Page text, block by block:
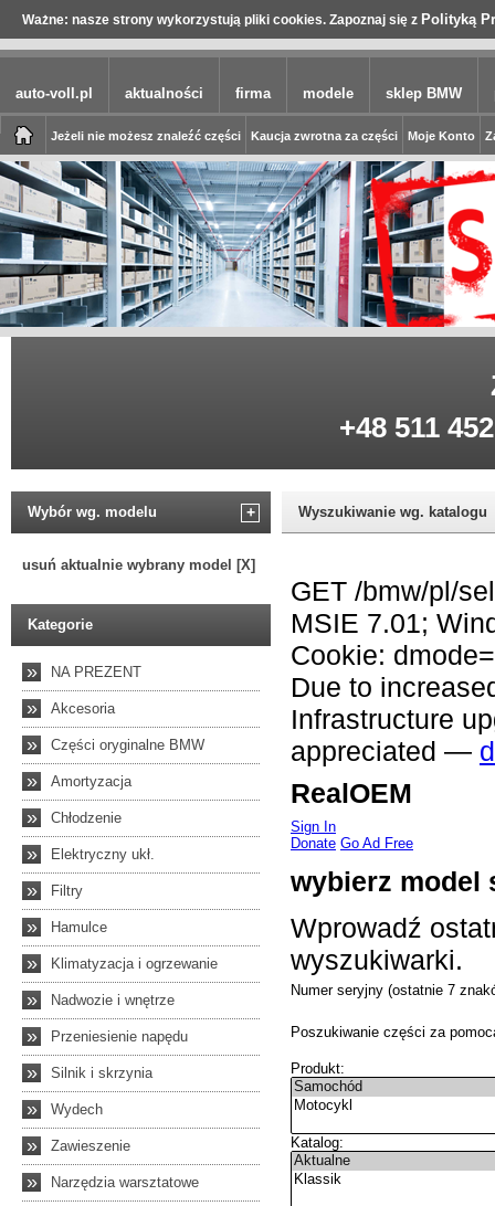
Ważne: nasze strony wykorzystują pliki cookies. Zapoznaj się z Polityką
auto-voll.pl aktualności firma modele sklep BMW
Jeżeli nie możesz znaleźć części Kaucja zwrotna za części Moje Konto
+48 511
Wybór wg. modelu +
usuń aktualnie wybrany model [X]
Kategorie
» NA PREZENT
» Akcesoria
» Części oryginalne BMW
» Amortyzacja
» Chłodzenie
» Elektryczny ukł.
» Filtry
» Hamulce
» Klimatyzacja i ogrzewanie
» Nadwozie i wnętrze
» Przeniesienie napędu
» Silnik i skrzynia
» Wydech
» Zawieszenie
» Narzędzia warsztatowe
Wyszukiwanie wg. katalogu